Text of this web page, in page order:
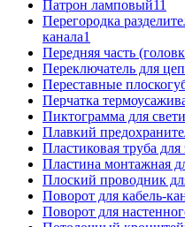
Патрон ламповый11
Перегородка
канала1
Передняя часть
Переключатель для
Переставные
Перчатка
Пиктограмма для
Плавкий
Пластиковая труба
Пластина монтажная
Плоский проводник
Поворот для кабель-
Поворот для